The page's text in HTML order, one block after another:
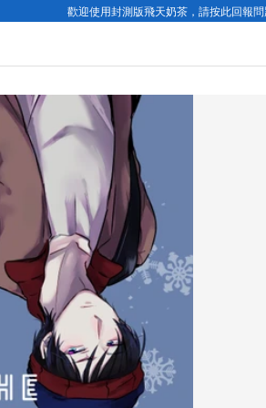
歡迎使用封測版飛天奶茶，請按此回報問